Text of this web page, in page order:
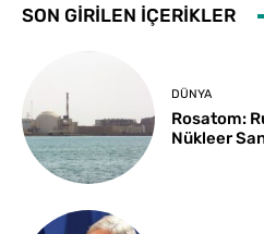
SON GİRİLEN İÇERİKLER
DÜNYA
Rosatom:
Nükleer